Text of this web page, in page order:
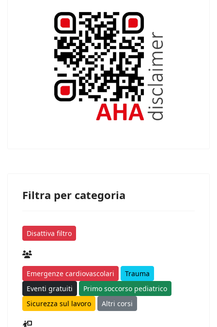
Filtra per categoria
Disattiva filtro
Emergenze cardiovascolari
Trauma
Eventi gratuiti
Primo soccorso pediatrico
Sicurezza sul lavoro
Altri corsi